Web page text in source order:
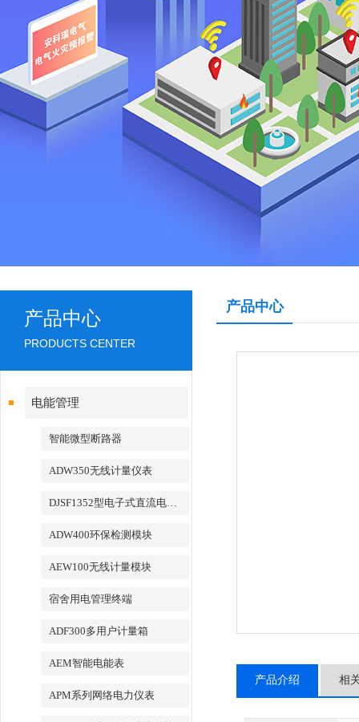
产品中心
PRODUCTS CENTER
电能管理
智能微型断路器
ADW350无线计量仪表
DJSF1352型电子式直流电能表
ADW400环保检测模块
AEW100无线计量模块
宿舍用电管理终端
ADF300多用户计量箱
AEM智能电能表
APM系列网络电力仪表
产品中心
产品介绍 相